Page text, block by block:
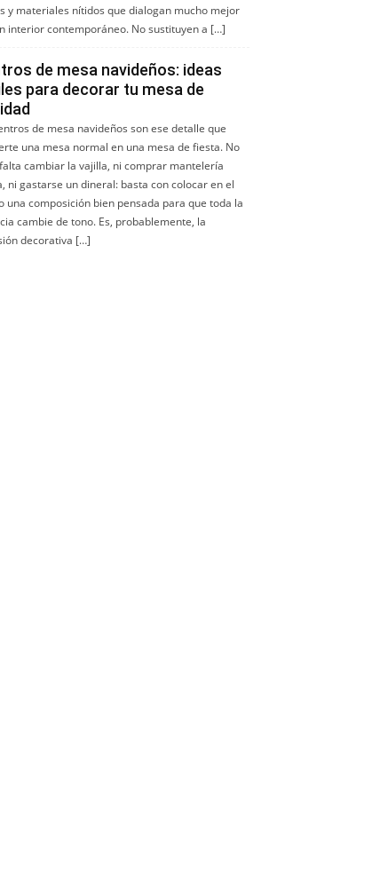
y materiales nítidos que dialogan mucho mejor
interior contemporáneo. No sustituyen a […]
de mesa navideños: ideas
para decorar tu mesa de
de mesa navideños son ese detalle que
una mesa normal en una mesa de fiesta. No
cambiar la vajilla, ni comprar mantelería
ni gastarse un dineral: basta con colocar en el
una composición bien pensada para que toda la
cambie de tono. Es, probablemente, la
decorativa […]